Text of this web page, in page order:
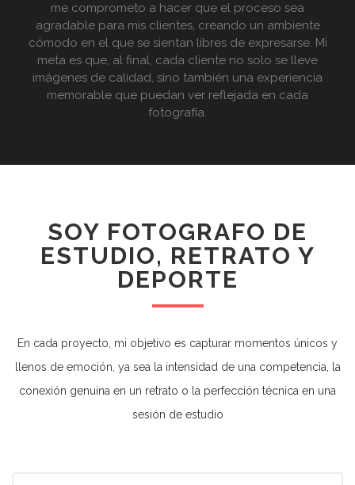
me comprometo a hacer que el proceso sea
agradable para mis clientes, creando un ambiente
cómodo en el que se sientan libres de expresarse. Mi
meta es que, al final, cada cliente no solo se lleve
imágenes de calidad, sino también una experiencia
memorable que puedan ver reflejada en cada
fotografía.
SOY FOTOGRAFO DE
ESTUDIO, RETRATO Y
DEPORTE
En cada proyecto, mi objetivo es capturar momentos únicos y
llenos de emoción, ya sea la intensidad de una competencia, la
conexión genuina en un retrato o la perfección técnica en una
sesión de estudio